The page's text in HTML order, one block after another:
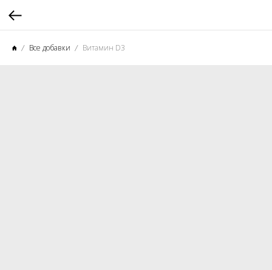
Все добавки Витамин D3